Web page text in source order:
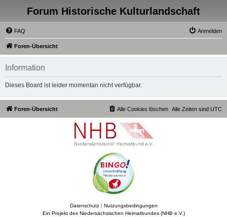
Forum Historische Kulturlandschaft
FAQ Anmelden
Foren-Übersicht
Information
Dieses Board ist leider momentan nicht verfügbar.
Foren-Übersicht Alle Zeiten sind UTC
Alle Cookies löschen
Datenschutz| Nutzungsbedingungen
Ein Projekt des Niedersächsischen Heimatbundes (NHB e.V.)